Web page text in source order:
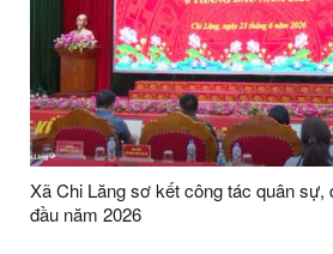
Xã Chi Lăng sơ kết công tác quân sự,
đầu năm 2026